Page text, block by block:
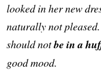
looked in her new
naturally not
should notbe in a
good mood.